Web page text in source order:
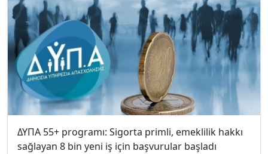
ΔΥΠΑ 55+ programı: Sigorta primli, emeklilik hakkı
sağlayan 8 bin yeni iş için başvurular başladı